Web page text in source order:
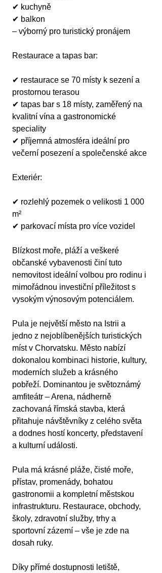
✔ kuchyně
✔ balkon
– výborný pro turistický pronájem
Restaurace a tapas bar:
✔ restaurace se 70 místy k sezení a
prostornou terasou
✔ tapas bar s 18 místy, zaměřený na
kvalitní vína a gastronomické
speciality
✔ příjemná atmosféra ideální pro
večerní posezení a společenské akce
Exteriér:
✔ rozlehlý pozemek o velikosti 1 000
m²
✔ parkovací místa pro více vozidel
Blízkost moře, pláží a veškeré
občanské vybavenosti činí tuto
nemovitost ideální volbou pro rodinu i
mimořádnou investiční příležitost s
vysokým výnosovým potenciálem.
Pula je největší město na Istrii a
jedno z nejoblíbenějších turistických
míst v Chorvatsku. Město nabízí
dokonalou kombinaci historie, kultury,
moderních služeb a krásného
pobřeží. Dominantou je světoznámý
amfiteátr – Arena, nádherně
zachovaná římská stavba, která
přitahuje návštěvníky z celého světa
a dodnes hostí koncerty, představení
a kulturní události.
Pula má krásné pláže, čisté moře,
přístav, promenády, bohatou
gastronomii a kompletní městskou
infrastrukturu. Restaurace, obchody,
školy, zdravotní služby, trhy a
sportovní zázemí – vše je zde na
dosah ruky.
Díky přímé dostupnosti letiště,